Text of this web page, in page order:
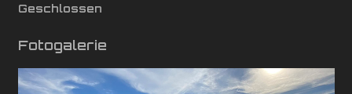
Geschlossen
Fotogalerie